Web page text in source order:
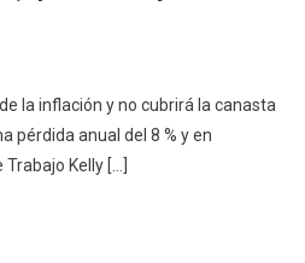
la inflación y no cubrirá la canasta
pérdida anual del 8 % y en
Kelly […]